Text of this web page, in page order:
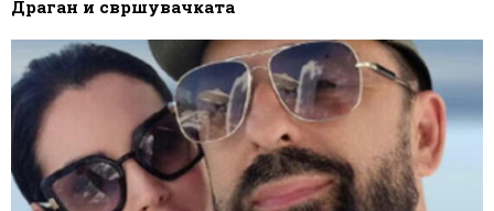
Драган и свршувачката